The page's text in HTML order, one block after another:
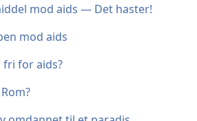
mod aids — Det haster!
mod aids
fri for aids?